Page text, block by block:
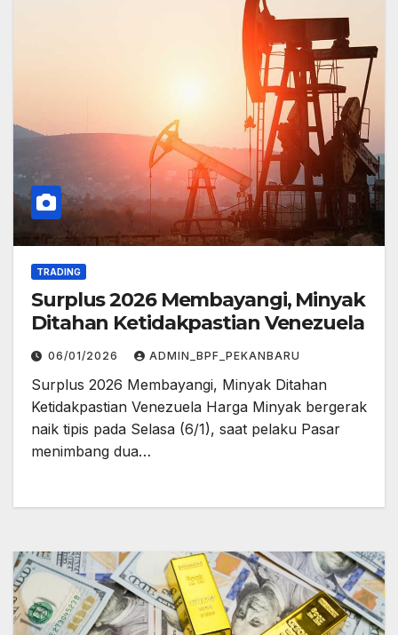
TRADING
Surplus 2026 Membayangi, Minyak
Ditahan Ketidakpastian Venezuela
06/01/2026 ADMIN_BPF_PEKANBARU
Surplus 2026 Membayangi, Minyak Ditahan
Ketidakpastian Venezuela Harga Minyak bergerak
naik tipis pada Selasa (6/1), saat pelaku Pasar
menimbang dua…